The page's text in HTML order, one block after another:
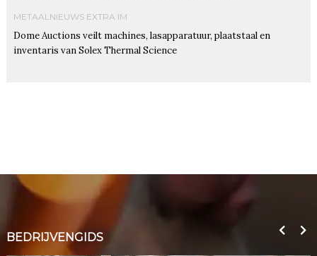
METAALNIEUWS EXTRA IM
Dome Auctions veilt machines, lasapparatuur, plaatstaal en
inventaris van Solex Thermal Science
BEDRIJVENGIDS